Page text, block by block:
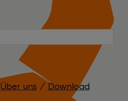
Über uns / Download